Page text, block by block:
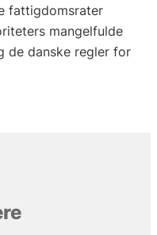
fattigdomsrater
mangelfulde
de danske regler for